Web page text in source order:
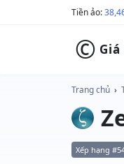
Tiền ảo:
© Giá
Trang chủ ›
Xếp hạng